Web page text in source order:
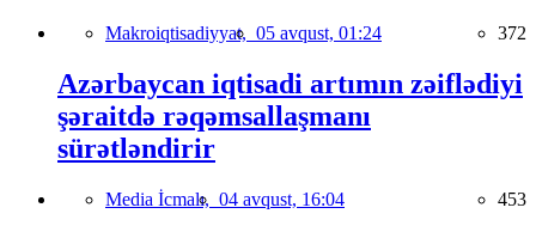
Makroiqtisadiyyat, 05 avqust, 01:24 372
Azərbaycan iqtisadi artımın zəiflədiyi
şəraitdə rəqəmsallaşmanı
sürətləndirir
Media İcmalı, 04 avqust, 16:04 453